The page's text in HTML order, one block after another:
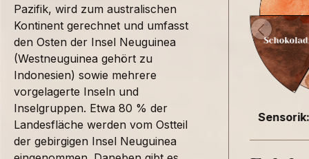
Pazifik, wird zum australischen
Kontinent gerechnet und umfasst
den Osten der Insel Neuguinea
(Westneuguinea gehört zu
Indonesien) sowie mehrere
vorgelagerte Inseln und
Inselgruppen. Etwa 80 % der
Landesfläche werden vom Ostteil
der gebirgigen Insel Neuguinea
Sensorik: